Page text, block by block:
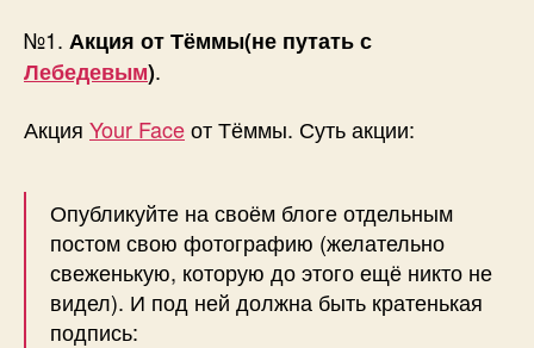
№1. Акция от Тёммы(не путать с
Лебедевым).
Акция Your Faceот Тёммы. Суть акции:
Опубликуйте на своём блоге отдельным
постом свою фотографию (желательно
свеженькую, которую до этого ещё никто не
видел). И под ней должна быть кратенькая
подпись: